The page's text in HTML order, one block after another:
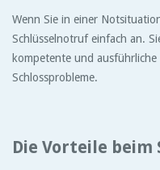
Wenn Sie in einer
Schlüsselnotruf einfach an.
kompetente und
Schlossprobleme.
Die Vorteile beim